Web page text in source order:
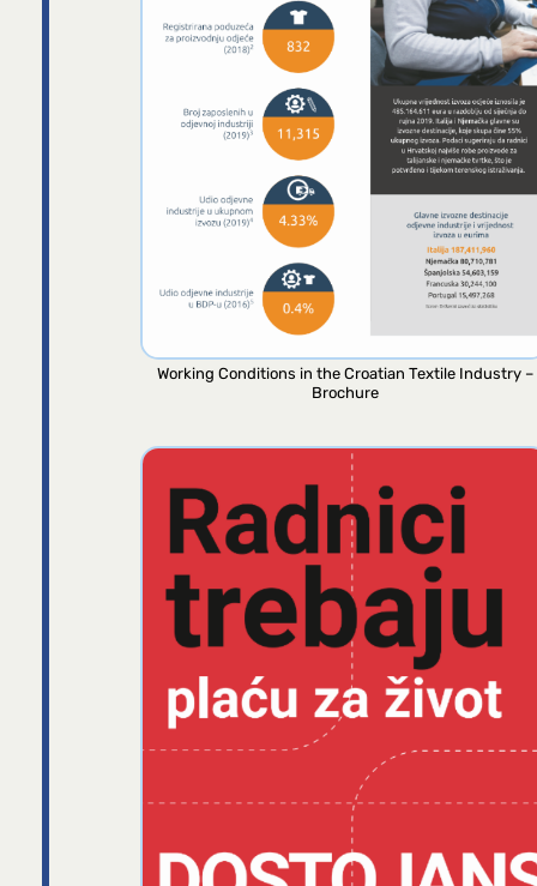
Working Conditions in the Croatian Textile Industry –
Brochure